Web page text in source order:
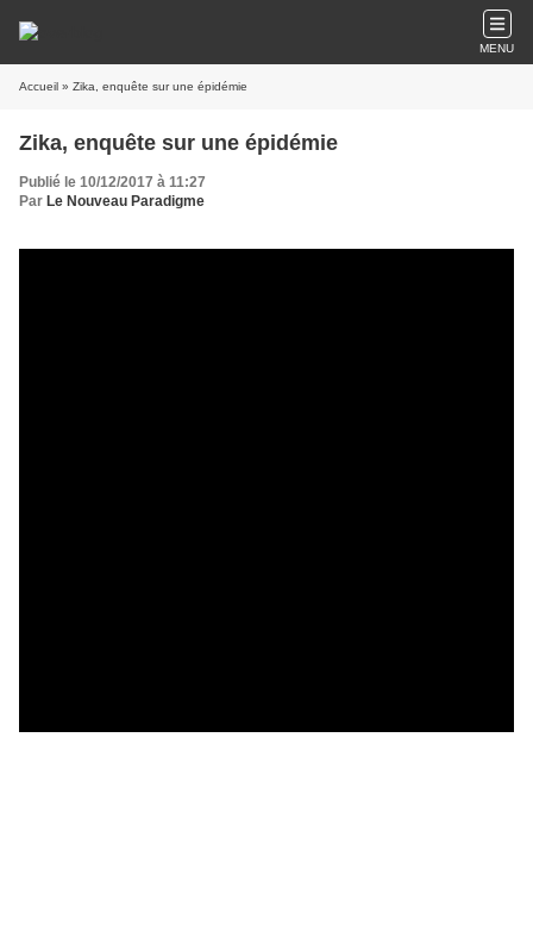
MENU
Accueil » Zika, enquête sur une épidémie
Zika, enquête sur une épidémie
Publié le 10/12/2017 à 11:27
Par Le Nouveau Paradigme